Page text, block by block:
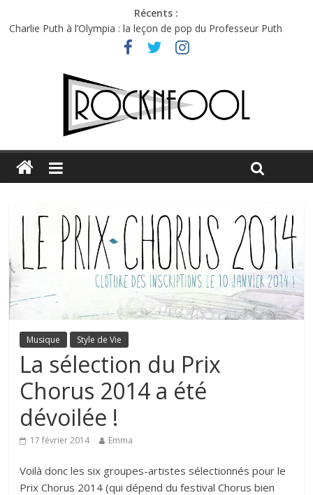
Récents :
Charlie Puth à l’Olympia : la leçon de pop du Professeur Puth
Festival Triptyque : un nouveau festival de musique indépendant
Hellfest 2026 vendredi : température et émotions en hausse
Hellfest 2026 jeudi : impossible de choisir entre chaleur et bonne
Première édition du Midgard Festival : entre bière, métal et
Musique Style de Vie
La sélection du Prix
Chorus 2014 a été
dévoilée !
17 février 2014 Emma
Voilà donc les six groupes-artistes sélectionnés pour le
Prix Chorus 2014 (qui dépend du festival Chorus bien